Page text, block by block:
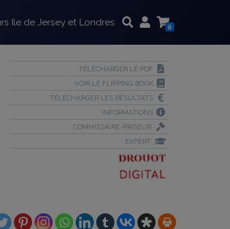
Ile de Jersey et Londres 0
TÉLÉCHARGER LE PDF
VOIR LE FLIPPING BOOK
TÉLÉCHARGER LES RÉSULTATS
INFORMATIONS
COMMISSAIRE-PRISEUR
EXPERT